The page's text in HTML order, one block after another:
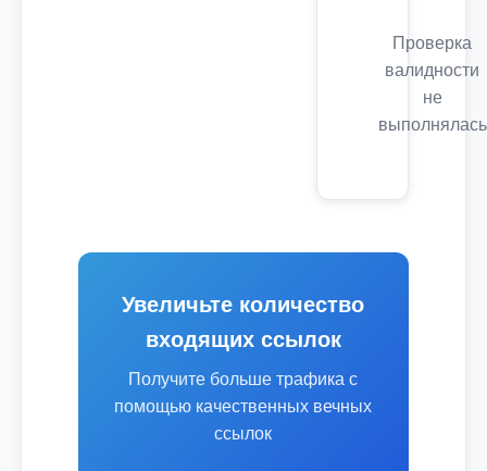
Проверка
валидности
не
выполнялась
Увеличьте количество
входящих ссылок
Получите больше трафика с
помощью качественных вечных
ссылок